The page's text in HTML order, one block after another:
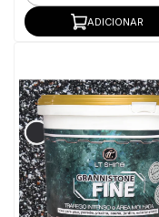
ADICIONAR